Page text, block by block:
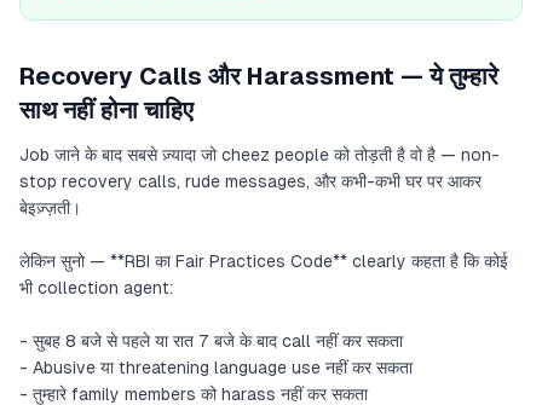
Recovery Calls और Harassment — ये तुम्हारे
साथ नहीं होना चाहिए
Job जाने के बाद सबसे ज़्यादा जो cheez people को तोड़ती है वो है — non-
stop recovery calls, rude messages, और कभी-कभी घर पर आकर
बेइज़्ज़ती।
लेकिन सुनो — **RBI का Fair Practices Code** clearly कहता है कि कोई
भी collection agent:
- सुबह 8 बजे से पहले या रात 7 बजे के बाद call नहीं कर सकता
- Abusive या threatening language use नहीं कर सकता
- तुम्हारे family members को harass नहीं कर सकता